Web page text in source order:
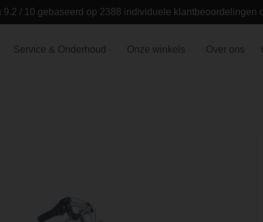
9.2 / 10 gebaseerd op 2388 individuele klantbeoordelingen
Service & Onderhoud Onze winkels Over ons